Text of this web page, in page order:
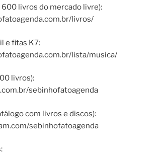
600 livros do mercado livre):
livros/
e fitas K7:
lista/musica/
livros):
sebinhofatoagenda
com livros e discos):
sebinhofatoagenda